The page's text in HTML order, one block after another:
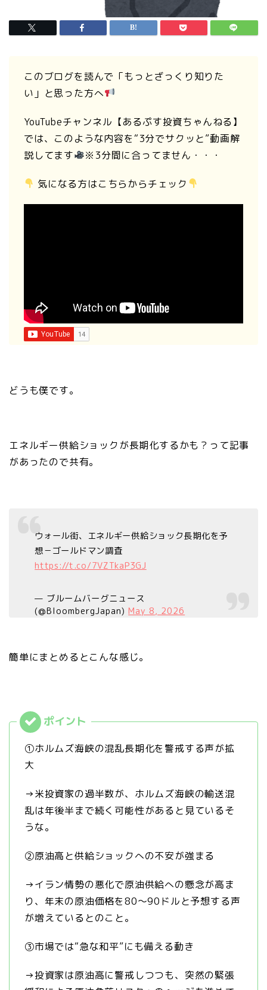
このブログを読んで「もっとざっくり知りた
い」と思った方へ
YouTubeチャンネル【あるぷす投資ちゃんねる】
では、このような内容を“3分でサクッと”動画解
説してます
※3分間に合ってません・・・
気になる方はこちらからチェック
どうも僕です。
エネルギー供給ショックが長期化するかも？って記事
があったので共有。
ウォール街、エネルギー供給ショック長期化を予
想－ゴールドマン調査
https://t.co/7VZTkaP3GJ
— ブルームバーグニュース
(@BloombergJapan) May 8, 2026
簡単にまとめるとこんな感じ。
①ホルムズ海峡の混乱長期化を警戒する声が拡
大
→米投資家の過半数が、ホルムズ海峡の輸送混
乱は年後半まで続く可能性があると見ているそ
うな。
②原油高と供給ショックへの不安が強まる
→イラン情勢の悪化で原油供給への懸念が高ま
り、年末の原油価格を80〜90ドルと予想する声
が増えているとのこと。
③市場では“急な和平”にも備える動き
→投資家は原油高に警戒しつつも、突然の緊張